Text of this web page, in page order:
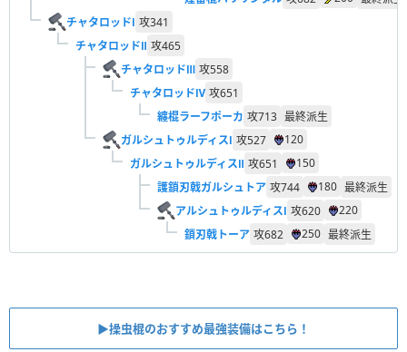
チャタロッドⅠ 攻341
チャタロッドⅡ 攻465
チャタロッドⅢ 攻558
チャタロッドⅣ 攻651
纏棍ラーフポーカ 攻713 最終派生
ガルシュトゥルディスⅠ 攻527
120
ガルシュトゥルディスⅡ 攻651
150
護鎖刃戟ガルシュトア 攻744 180 最終派生
アルシュトゥルディスⅠ 攻620
220
鎖刃戟トーア 攻682 250 最終派生
▶︎操虫棍のおすすめ最強装備はこちら！